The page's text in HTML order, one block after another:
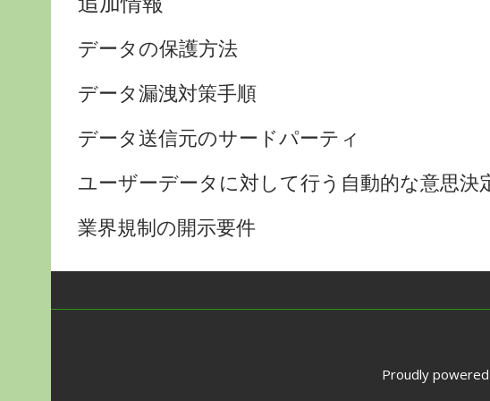
データの保護方法
データ漏洩対策手順
データ送信元のサードパーティ
ユーザーデータに対して行う自動的な意思
業界規制の開示要件
Proudly